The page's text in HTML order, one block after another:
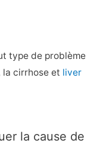
type de problème
la cirrhose et liver
la cause de